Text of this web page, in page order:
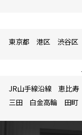
東京都 港区 渋谷区
JR山手線沿線 恵比寿
三田
白金高輪 田町